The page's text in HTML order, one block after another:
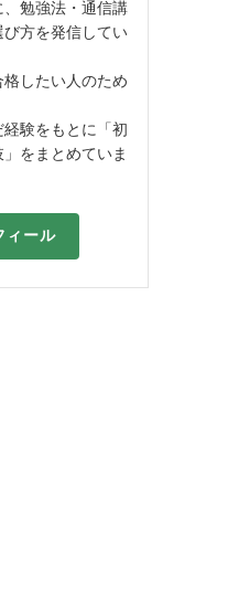
勉強法・通信講
方を発信してい
したい人のため
験をもとに「初
をまとめていま
ィール